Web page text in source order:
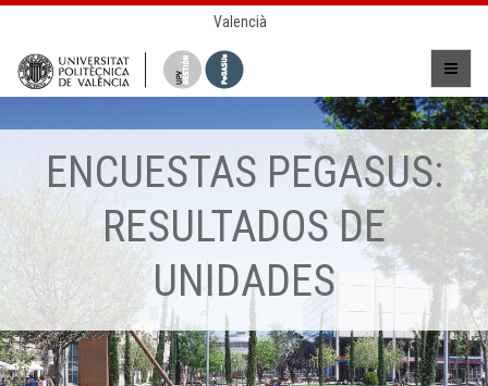
Valencià
ENCUESTAS PEGASUS:
RESULTADOS DE
UNIDADES